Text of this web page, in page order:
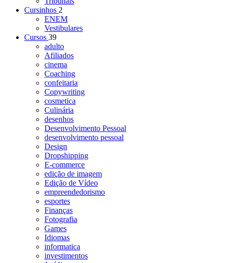
Cursinhos 2
ENEM
Vestibulares
Cursos 39
adulto
Afiliados
cinema
Coaching
confeitaria
Copywriting
cosmetica
Culinária
desenhos
Desenvolvimento Pessoal
desenvolvimento pessoal
Design
Dropshipping
E-commerce
edição de imagem
Edição de Vídeo
empreendedorismo
esportes
Finanças
Fotografia
Games
Idiomas
informatica
investimentos